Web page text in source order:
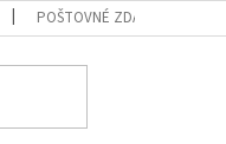
POŠTOVNÉ ZDARMA